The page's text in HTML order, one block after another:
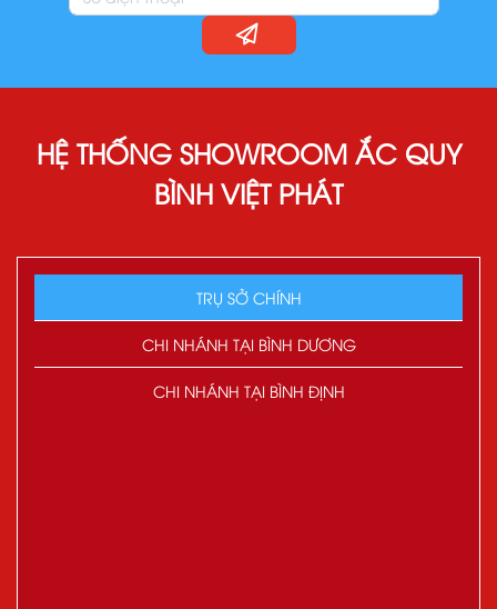
HỆ THỐNG SHOWROOM ẮC QUY
BÌNH VIỆT PHÁT
TRỤ SỞ CHÍNH
CHI NHÁNH TẠI BÌNH DƯƠNG
CHI NHÁNH TẠI BÌNH ĐỊNH